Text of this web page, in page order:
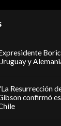
y
Resurrección
confirmó